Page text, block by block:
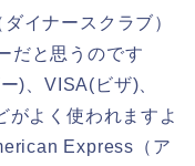
イナースクラブ）
だと思うのです
)、VISA(ビザ)、
がよく使われますよ
Express（ア